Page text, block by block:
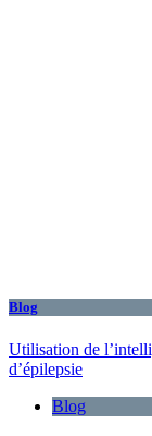
Blog
Utilisation de
d’épilepsie
Blog